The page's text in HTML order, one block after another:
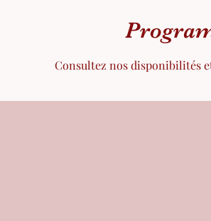
Consultez nos disponibilités